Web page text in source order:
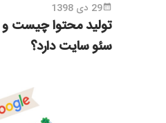
29 دی 1398
تولید محتوا چیست
سئو سایت دارد؟